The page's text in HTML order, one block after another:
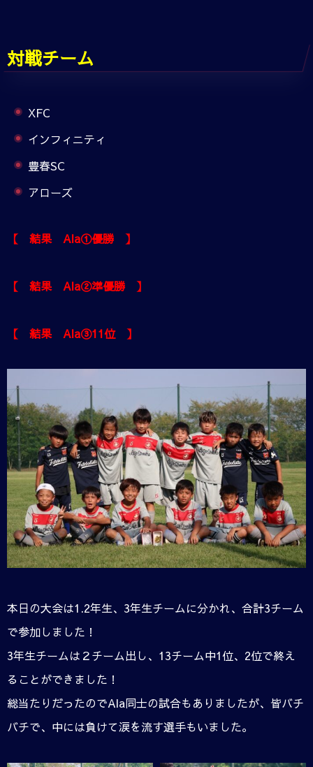
対戦チーム
XFC
インフィニティ
豊春SC
アローズ
【 結果 Ala①優勝 】
【 結果 Ala②準優勝 】
【 結果 Ala③11位 】
本日の大会は1.2年生、3年生チームに分かれ、合計3チーム
で参加しました！
3年生チームは２チーム出し、13チーム中1位、2位で終え
ることができました！
総当たりだったのでAla同士の試合もありましたが、皆バチ
バチで、中には負けて涙を流す選手もいました。